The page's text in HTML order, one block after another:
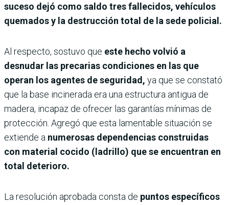
suceso dejó como saldo tres fallecidos, vehículos
quemados y la destrucción total de la sede policial.
Al respecto, sostuvo que este hecho volvió a
desnudar las precarias condiciones en las que
operan los agentes de seguridad, ya que se constató
que la base incinerada era una estructura antigua de
madera, incapaz de ofrecer las garantías mínimas de
protección. Agregó que esta lamentable situación se
extiende a numerosas dependencias construidas
con material cocido (ladrillo) que se encuentran en
total deterioro.
La resolución aprobada consta de puntos específicos